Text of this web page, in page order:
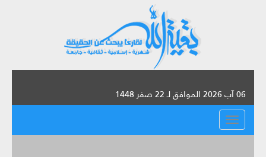
06 آب 2026 الموافق لـ 22 صفر 1448
القائمة